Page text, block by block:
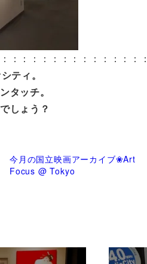
：：：：：：：：：：：：：：
ティ。
タッチ。
でしょう？
今月の国立映画アーカイブ❀Art
Focus @ Tokyo